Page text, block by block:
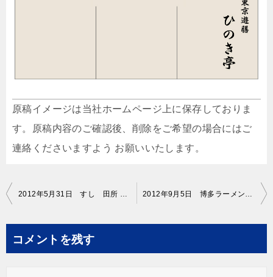
原稿イメージは当社ホームページ上に保存しておりま
す。原稿内容のご確認後、削除をご希望の場合にはご
連絡くださいますよう お願いいたします。
投
ビ
コメントを残す